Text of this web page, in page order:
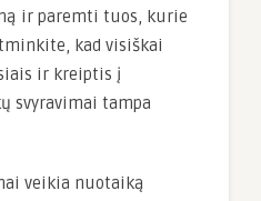
ir paremti tuos, kurie
kad visiškai
ir kreiptis į
svyravimai tampa
veikia nuotaiką